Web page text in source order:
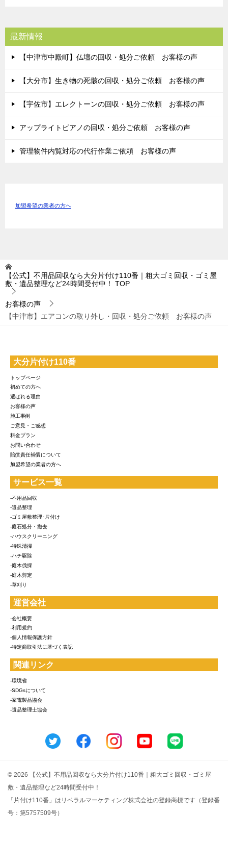
最新情報
【中津市中殿町】仏壇の回収・処分ご依頼 お客様の声
【大分市】生き物の死骸の回収・処分ご依頼 お客様の声
【宇佐市】エレクトーンの回収・処分ご依頼 お客様の声
アップライトピアノの回収・処分ご依頼 お客様の声
管理物件内覧対応の代行作業ご依頼 お客様の声
加盟希望の業者の方へ
【公式】不用品回収なら大分片付け110番｜粗大ゴミ回収・ゴミ屋
敷・遺品整理など24時間受付中！
TOP
お客様の声
【中津市】エアコンの取り外し・回収・処分ご依頼 お客様の声
大分片付け110番
トップページ
初めての方へ
選ばれる理由
お客様の声
施工事例
ご意見・ご感想
料金プラン
お問い合わせ
賠償責任補償について
加盟希望の業者の方へ
サービス一覧
-不用品回収
-遺品整理
-ゴミ屋敷整理･片付け
-庭石処分・撤去
-ハウスクリーニング
-特殊清掃
-ハチ駆除
-庭木伐採
-庭木剪定
-草刈り
運営会社
-会社概要
-利用規約
-個人情報保護方針
-特定商取引法に基づく表記
関連リンク
-環境省
-SDGsについて
-家電製品協会
-遺品整理士協会
© 2026 【公式】不用品回収なら大分片付け110番｜粗大ゴミ回収・ゴミ屋
敷・遺品整理など24時間受付中！
「片付け110番」はリベラルマーケティング株式会社の登録商標です（登録番
号：第5757509号）